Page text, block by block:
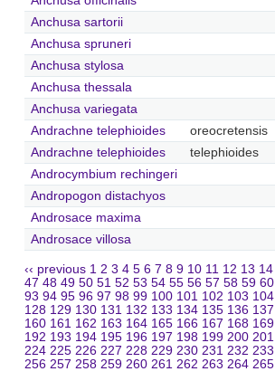
Anchusa sartorii
Anchusa spruneri
Anchusa stylosa
Anchusa thessala
Anchusa variegata
Andrachne telephioides
oreocretensis
Andrachne telephioides
telephioides
Androcymbium rechingeri
Andropogon distachyos
Androsace maxima
Androsace villosa
‹‹ previous 1 2 3 4 5 6 7 8 9 10 11 12 13 14
47 48 49 50 51 52 53 54 55 56 57 58 59 60
93 94 95 96 97 98 99 100 101 102 103 104
128 129 130 131 132 133 134 135 136 137
160 161 162 163 164 165 166 167 168 169
192 193 194 195 196 197 198 199 200 201
224 225 226 227 228 229 230 231 232 233
256 257 258 259 260 261 262 263 264 265